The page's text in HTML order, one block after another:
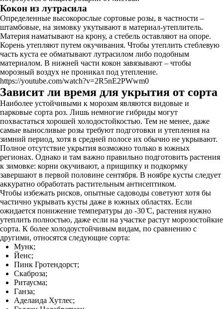
Кокон из лутрасила
Определенные высокорослые сортовые розы, в частности –
штамбовые, на зимовку укутывают в материал-утеплитель.
Материя наматывают на крону, а стебель оставляют на опоре.
Корень утепляют путем окучивания. Чтобы утеплить стеблевую
часть куста ее обматывают лутрасилом либо подобным
материалом. В нижней части кокон завязывают – чтобы
морозный воздух не проникал под утепление.
https://youtube.com/watch?v=2R5nE2PWwm0
Зависит ли время для укрытия от сорта
Наиболее устойчивыми к морозам являются видовые и
парковые сорта роз. Лишь немногие гибриды могут
похвастаться хорошей холодостойкостью. Тем не менее, даже
самые выносливые розы требуют подготовки и утепления на
зимний период, хотя в средней полосе их обычно не укрывают.
Полное отсутствие укрытия возможно только в южных
регионах. Однако и там важно правильно подготовить растения
к зимовке: корни окучивают, а прищипку и подкормку
завершают в первой половине сентября. В ноябре кусты следует
аккуратно обработать растительным антисептиком.
Чтобы избежать рисков, опытные садоводы советуют хотя бы
частично укрывать кусты даже в южных областях. Если
ожидается понижение температуры до -30 ̊С, растения нужно
утеплить полностью, даже если на участке растут морозостойкие
сорта. К более холодоустойчивым видам, по сравнению с
другими, относятся следующие сорта:
Мунк;
Йенс;
Пинк Гротендорст;
Скаброза;
Ритаусма;
Ганза;
Аделаида Хутлес;